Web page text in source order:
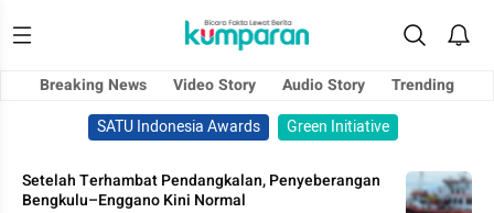
Breaking News Video Story Audio Story
Trending
SATU Indonesia Awards
Green Initiative
Setelah Terhambat Pendangkalan, Penyeberangan
Bengkulu–Enggano Kini Normal